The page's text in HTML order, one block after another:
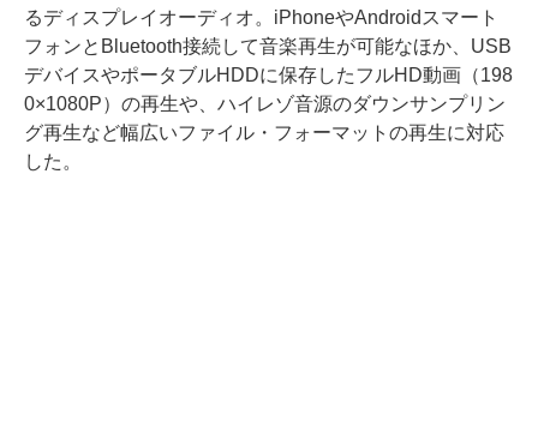
るディスプレイオーディオ。iPhoneやAndroidスマート
フォンとBluetooth接続して音楽再生が可能なほか、USB
デバイスやポータブルHDDに保存したフルHD動画（198
0×1080P）の再生や、ハイレゾ音源のダウンサンプリン
グ再生など幅広いファイル・フォーマットの再生に対応
した。